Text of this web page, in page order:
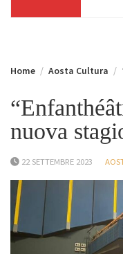
Home Aosta Cultura
nuova
22 SETTEMBRE 2023